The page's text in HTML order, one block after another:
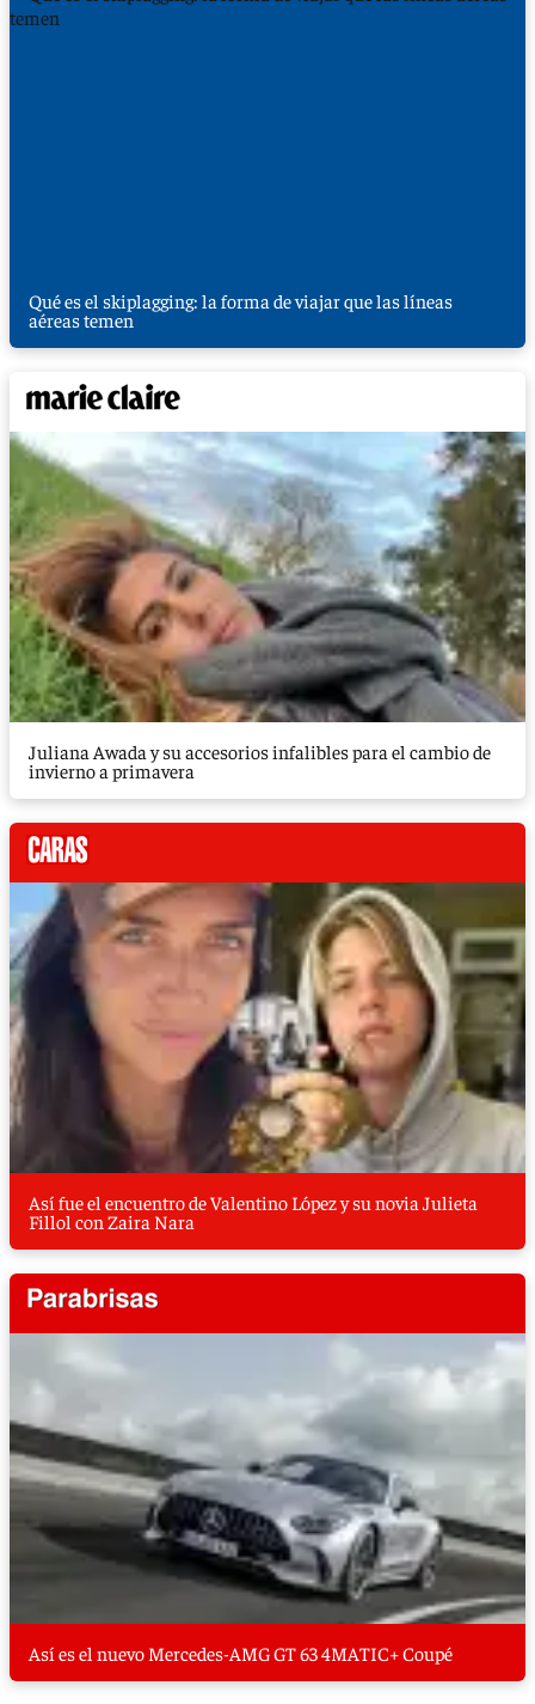
Qué es el skiplagging: la forma de viajar que las líneas
aéreas temen
Juliana Awada y su accesorios infalibles para el cambio de
invierno a primavera
Así fue el encuentro de Valentino López y su novia Julieta
Fillol con Zaira Nara
Así es el nuevo Mercedes-AMG GT 63 4MATIC+ Coupé